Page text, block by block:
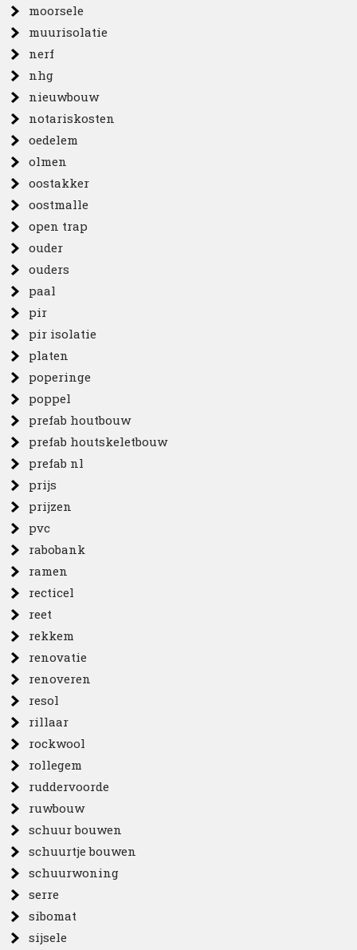
moorsele
muurisolatie
nerf
nhg
nieuwbouw
notariskosten
oedelem
olmen
oostakker
oostmalle
open trap
ouder
ouders
paal
pir
pir isolatie
platen
poperinge
poppel
prefab houtbouw
prefab houtskeletbouw
prefab nl
prijs
prijzen
pvc
rabobank
ramen
recticel
reet
rekkem
renovatie
renoveren
resol
rillaar
rockwool
rollegem
ruddervoorde
ruwbouw
schuur bouwen
schuurtje bouwen
schuurwoning
serre
sibomat
sijsele